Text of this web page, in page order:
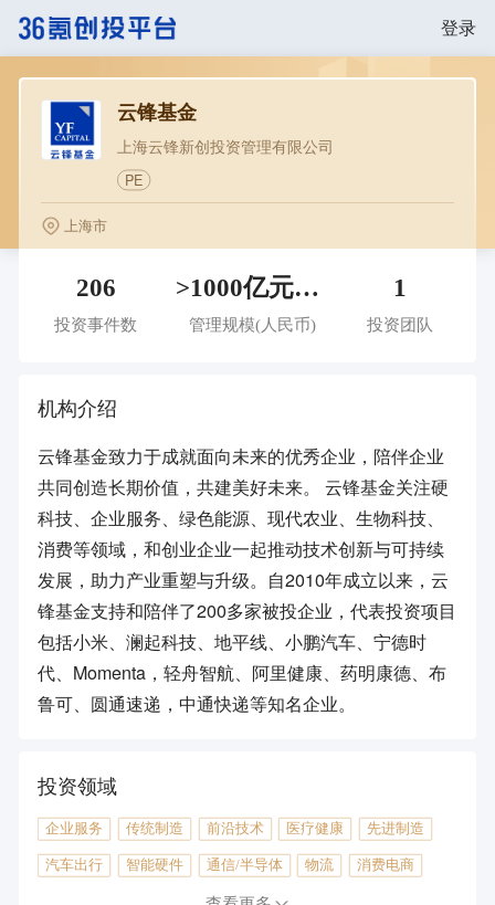
登录
云锋基金
上海云锋新创投资管理有限公司
PE
上海市
206
投资事件数
>1000亿元人民币
管理规模(人民币)
1
投资团队
机构介绍
云锋基金致力于成就面向未来的优秀企业，陪伴企业
共同创造长期价值，共建美好未来。 云锋基金关注硬
科技、企业服务、绿色能源、现代农业、生物科技、
消费等领域，和创业企业一起推动技术创新与可持续
发展，助力产业重塑与升级。自2010年成立以来，云
锋基金支持和陪伴了200多家被投企业，代表投资项目
包括小米、澜起科技、地平线、小鹏汽车、宁德时
代、Momenta，轻舟智航、阿里健康、药明康德、布
鲁可、圆通速递，中通快递等知名企业。
投资领域
企业服务 传统制造 前沿技术 医疗健康 先进制造
汽车出行 智能硬件 通信/半导体 物流 消费电商